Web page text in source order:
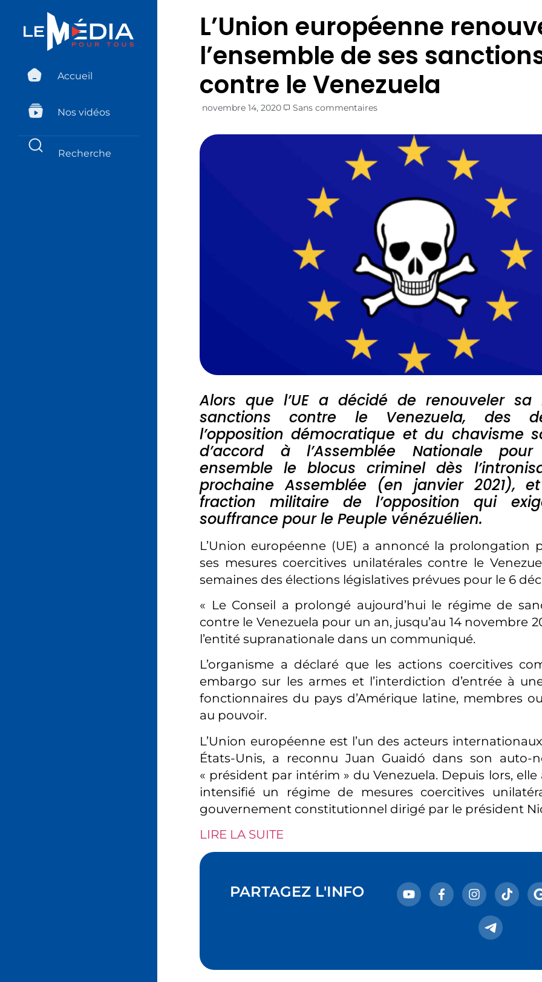
Accueil
Nos vidéos
L’Union européenne
l’ensemble de ses
contre le Venezuela
novembre 14, 2020 Sans commentaires
Alors que l’UE a décidé de renouveler sa
sanctions contre le Venezuela, des
l’opposition démocratique et du chavisme
d’accord à l’Assemblée Nationale
ensemble le blocus criminel dès
prochaine Assemblée (en janvier 2021),
fraction militaire de l’opposition qui
souffrance pour le Peuple vénézuélien.
L’Union européenne (UE) a annoncé la prolongation
ses mesures coercitives unilatérales contre le
semaines des élections législatives prévues pour le 6
« Le Conseil a prolongé aujourd’hui le régime de
contre le Venezuela pour un an, jusqu’au 14 novembre
l’entité supranationale dans un communiqué.
L’organisme a déclaré que les actions coercitives
embargo sur les armes et l’interdiction d’entrée à
fonctionnaires du pays d’Amérique latine, membres
au pouvoir.
L’Union européenne est l’un des acteurs
États-Unis, a reconnu Juan Guaidó dans son auto-
« président par intérim » du Venezuela. Depuis lors,
intensifié un régime de mesures coercitives
gouvernement constitutionnel dirigé par le président
LIRE LA SUITE
PARTAGEZ L'INFO